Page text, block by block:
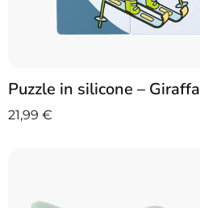
Puzzle in silicone – Giraffa
21,99 €